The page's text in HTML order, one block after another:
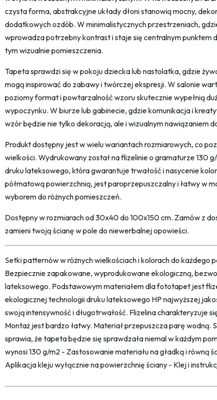
czysta forma, abstrakcyjne układy dłoni stanowią mocny,
dodatkowych ozdób. W minimalistycznych przestrzeniach,
wprowadza potrzebny kontrast i staje się centralnym punktem
tym wizualnie pomieszczenia.
Tapeta sprawdzi się w pokoju dziecka lub nastolatka, gdzie
mogą inspirować do zabawy i twórczej ekspresji. W salonie
poziomy format i powtarzalność wzoru skutecznie wypełnią
wypoczynku. W biurze lub gabinecie, gdzie komunikacja i
wzór będzie nie tylko dekoracją, ale i wizualnym nawiązaniem
Produkt dostępny jest w wielu wariantach rozmiarowych, co
wielkości. Wydrukowany został na flizelinie o gramaturze 130
druku lateksowego, która gwarantuje trwałość i nasycenie
półmatową powierzchnią, jest paroprzepuszczalny i łatwy w
wyborem do różnych pomieszczeń.
Dostępny w rozmiarach od 30x40 do 100x150 cm. Zamów z
zamieni twoją ścianę w pole do niewerbalnej opowieści.
Setki patternów w różnych wielkościach i kolorach do każdego
Bezpiecznie zapakowane, wyprodukowane ekologiczną,
lateksowego. Podstawowym materiałem dla fototapet jest
ekologicznej technologii druku lateksowego HP najwyższej
swoją intensywność i długotrwałość. Flizelina charakteryzuje
Montaż jest bardzo łatwy. Materiał przepuszcza parę wodną.
sprawia, że tapeta będzie się sprawdzała niemal w każdym
wynosi 130 g/m2 - Zastosowanie materiału na gładką i równą
Aplikacja kleju wyłącznie na powierzchnię ściany - Klej i